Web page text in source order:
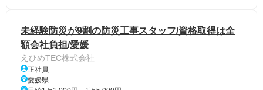
未経験防災が9割の防災工事スタッフ/資格取得は全
額会社負担/愛媛
えひめTEC株式会社
正社員
愛媛県